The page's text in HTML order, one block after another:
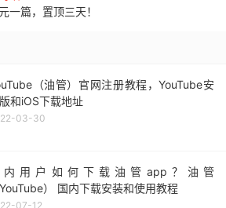
一篇，置顶三天！
（油管）官网注册教程，YouTube安
和iOS下载地址
03-30
内用户如何下载油管app？油管
YouTube） 国内下载安装和使用教程
07-12